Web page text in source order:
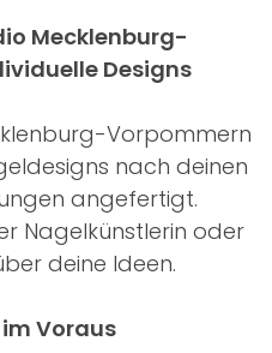
Mecklenburg-
Designs
Vorpommern
nach deinen
angefertigt.
Nagelkünstlerin oder
deine Ideen.
Voraus